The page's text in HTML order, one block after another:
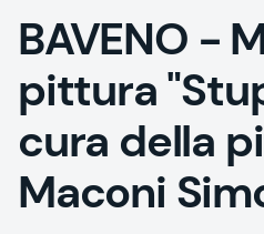
BAVENO -
pittura
cura della
Maconi